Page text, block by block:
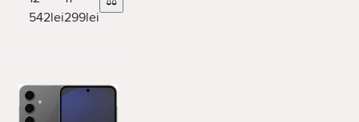
1080 x 2340 px
542lei299lei